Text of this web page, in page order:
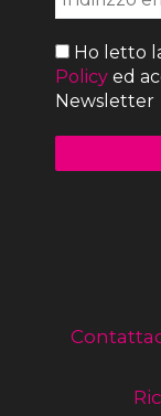
Ho letto
Policy ed
Newsletter